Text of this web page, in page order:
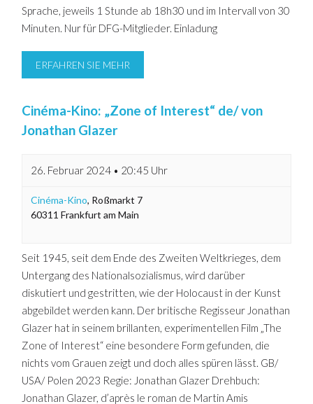
Sprache, jeweils 1 Stunde ab 18h30 und im Intervall von 30
Minuten. Nur für DFG-Mitglieder. Einladung
ERFAHREN SIE MEHR
Cinéma-Kino: „Zone of Interest“ de/ von
Jonathan Glazer
26. Februar 2024 • 20:45 Uhr
Cinéma-Kino, Roßmarkt 7
60311 Frankfurt am Main
Seit 1945, seit dem Ende des Zweiten Weltkrieges, dem
Untergang des Nationalsozialismus, wird darüber
diskutiert und gestritten, wie der Holocaust in der Kunst
abgebildet werden kann. Der britische Regisseur Jonathan
Glazer hat in seinem brillanten, experimentellen Film „The
Zone of Interest“ eine besondere Form gefunden, die
nichts vom Grauen zeigt und doch alles spüren lässt. GB/
USA/ Polen 2023 Regie: Jonathan Glazer Drehbuch:
Jonathan Glazer, d’après le roman de Martin Amis